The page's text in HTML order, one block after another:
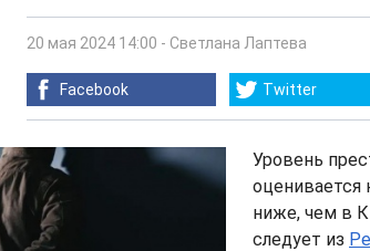
20 мая 2024 14:00 - Светлана Лаптева
Facebook Twitter
Уровень
оценивается
ниже, чем в
следует из